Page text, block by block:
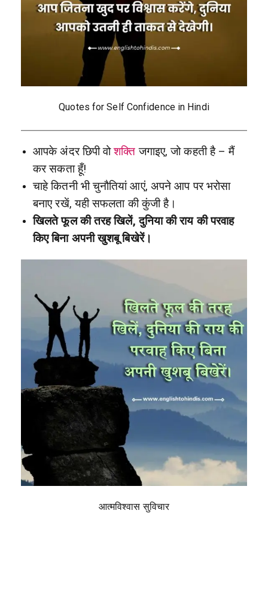
Quotes for Self Confidence in Hindi
आपके अंदर छिपी वोशक्ति जगाइए, जो कहती है – मैं
कर सकता हूँ!
चाहे कितनी भी चुनौतियां आएं, अपने आप पर भरोसा
बनाए रखें, यही सफलता की कुंजी है।
खिलते फूल की तरह खिलें, दुनिया की राय की परवाह
किए बिना अपनी खुशबू बिखेरें।
आत्मविश्वास सुविचार